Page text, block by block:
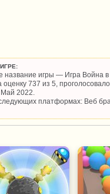
название игры — Игра Война в
737 из 5,
Май 2022.
платформах: Веб